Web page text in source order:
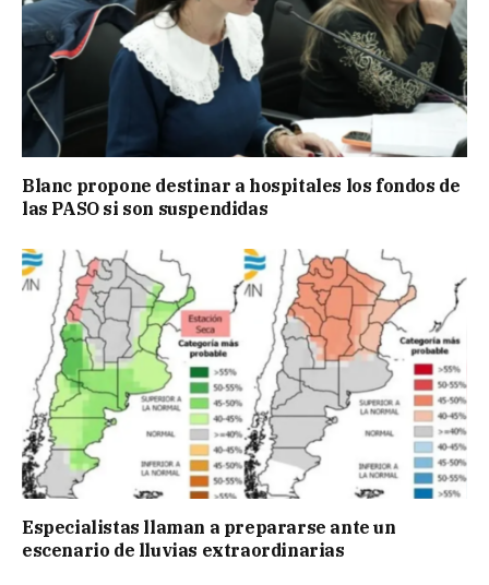
Blanc propone destinar a hospitales los fondos de
las PASO si son suspendidas
Especialistas llaman a prepararse ante un
escenario de lluvias extraordinarias